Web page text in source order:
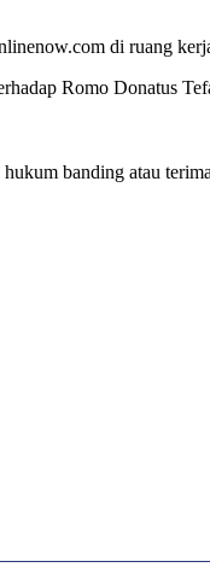
di ruang
Romo Donatus
banding atau